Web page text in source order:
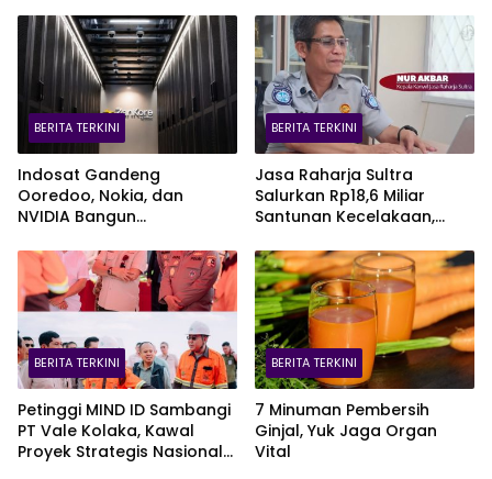
BERITA TERKINI
Indosat Gandeng
Ooredoo, Nokia, dan
NVIDIA Bangun
Asia Tenggara Lewat
Zankore
BERITA TERKINI
Jasa Raharja Sultra
Salurkan Rp18,6 Miliar
Santunan Kecelakaan,
Terbanyak
BERITA TERKINI
Petinggi MIND ID Sambangi
PT Vale Kolaka, Kawal
Proyek Strategis Nasional
BERITA TERKINI
7 Minuman Pembersih
Ginjal, Yuk Jaga Organ
Vital